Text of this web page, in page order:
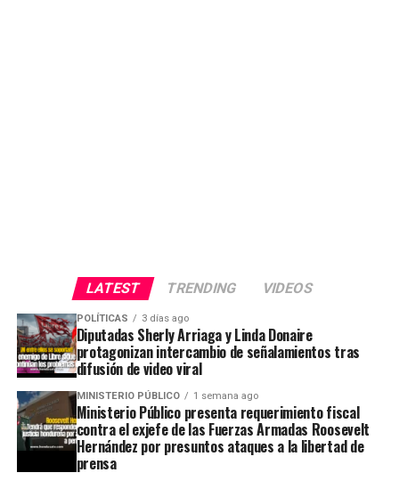
LATEST TRENDING VIDEOS
POLÍTICAS 3 días ago
Diputadas Sherly Arriaga y Linda Donaire
protagonizan intercambio de señalamientos tras
difusión de video viral
MINISTERIO PÚBLICO 1 semana ago
Ministerio Público presenta requerimiento fiscal
contra el exjefe de las Fuerzas Armadas Roosevelt
Hernández por presuntos ataques a la libertad de
prensa